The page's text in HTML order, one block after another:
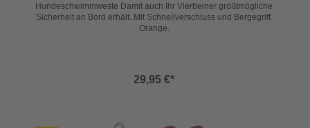
Hundeschwimmweste Damit auch Ihr Vierbeiner größtmögliche
Sicherheit an Bord erhält. Mit Schnellverschluss und Bergegriff.
Orange.
29,95 €*